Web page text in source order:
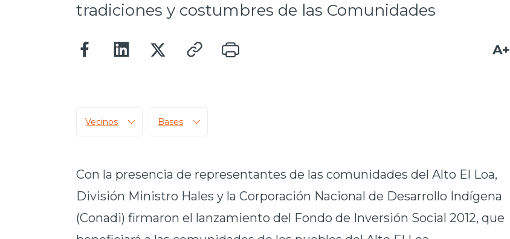
tradiciones y costumbres de las Comunidades
A+
Vecinos Bases
Con la presencia de representantes de las comunidades del Alto El Loa,
División Ministro Hales y la Corporación Nacional de Desarrollo Indígena
(Conadi) firmaron el lanzamiento del Fondo de Inversión Social 2012, que